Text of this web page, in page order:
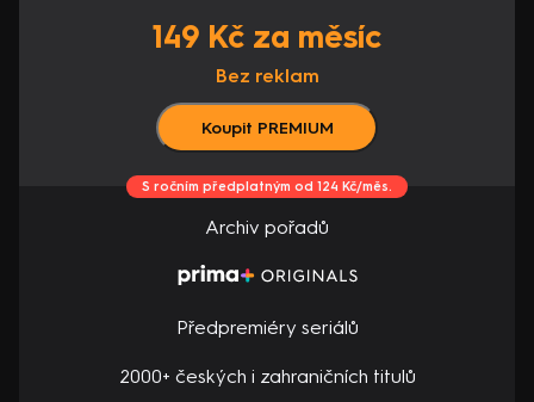
149 Kč za měsíc
Bez reklam
Koupit PREMIUM
S ročním předplatným od 124 Kč/měs.
Archiv pořadů
Předpremiéry seriálů
2000+ českých i zahraničních titulů